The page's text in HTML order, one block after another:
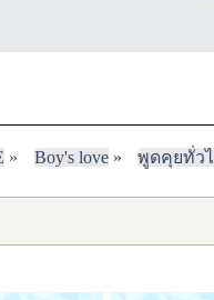
» Boy's love» พูดคุยทั่ว